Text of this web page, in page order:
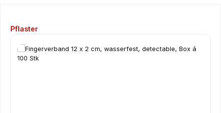
Produktgalerie überspringen
Pflaster